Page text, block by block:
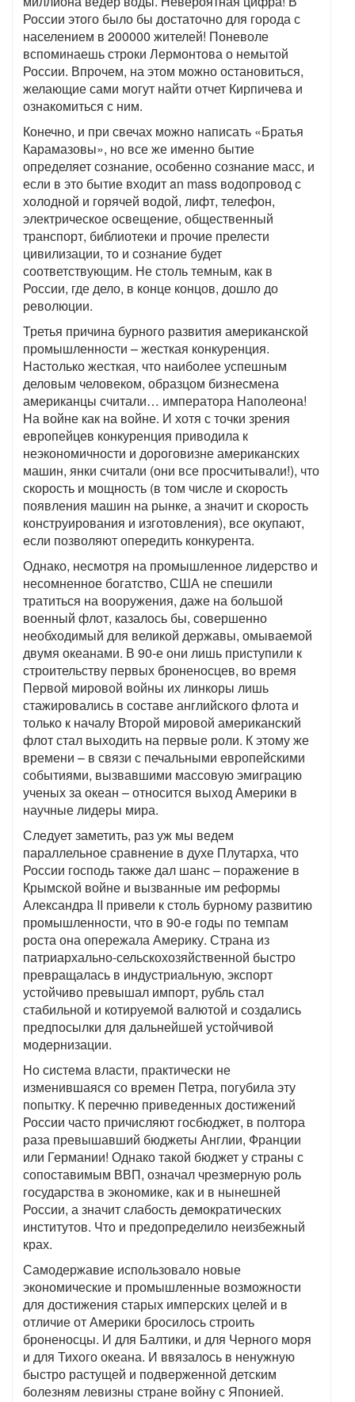
России этого было бы достаточно для города с
населением в 200000 жителей! Поневоле
вспоминаешь строки Лермонтова о немытой
России. Впрочем, на этом можно остановиться,
желающие сами могут найти отчет Кирпичева и
ознакомиться с ним.
Конечно, и при свечах можно написать «Братья
Карамазовы», но все же именно бытие
определяет сознание, особенно сознание масс, и
если в это бытие входит an mass водопровод с
холодной и горячей водой, лифт, телефон,
электрическое освещение, общественный
транспорт, библиотеки и прочие прелести
цивилизации, то и сознание будет
соответствующим. Не столь темным, как в
России, где дело, в конце концов, дошло до
революции.
Третья причина бурного развития американской
промышленности – жесткая конкуренция.
Настолько жесткая, что наиболее успешным
деловым человеком, образцом бизнесмена
американцы считали… императора Наполеона!
На войне как на войне. И хотя с точки зрения
европейцев конкуренция приводила к
неэкономичности и дороговизне американских
машин, янки считали (они все просчитывали!), что
скорость и мощность (в том числе и скорость
появления машин на рынке, а значит и скорость
конструирования и изготовления), все окупают,
если позволяют опередить конкурента.
Однако, несмотря на промышленное лидерство и
несомненное богатство, США не спешили
тратиться на вооружения, даже на большой
военный флот, казалось бы, совершенно
необходимый для великой державы, омываемой
двумя океанами. В 90-е они лишь приступили к
строительству первых броненосцев, во время
Первой мировой войны их линкоры лишь
стажировались в составе английского флота и
только к началу Второй мировой американский
флот стал выходить на первые роли. К этому же
времени – в связи с печальными европейскими
событиями, вызвавшими массовую эмиграцию
ученых за океан – относится выход Америки в
научные лидеры мира.
Следует заметить, раз уж мы ведем
параллельное сравнение в духе Плутарха, что
России господь также дал шанс – поражение в
Крымской войне и вызванные им реформы
Александра II привели к столь бурному развитию
промышленности, что в 90-е годы по темпам
роста она опережала Америку. Страна из
патриархально-сельскохозяйственной быстро
превращалась в индустриальную, экспорт
устойчиво превышал импорт, рубль стал
стабильной и котируемой валютой и создались
предпосылки для дальнейшей устойчивой
модернизации.
Но система власти, практически не
изменившаяся со времен Петра, погубила эту
попытку. К перечню приведенных достижений
России часто причисляют госбюджет, в полтора
раза превышавший бюджеты Англии, Франции
или Германии! Однако такой бюджет у страны с
сопоставимым ВВП, означал чрезмерную роль
государства в экономике, как и в нынешней
России, а значит слабость демократических
институтов. Что и предопределило неизбежный
крах.
Самодержавие использовало новые
экономические и промышленные возможности
для достижения старых имперских целей и в
отличие от Америки бросилось строить
броненосцы. И для Балтики, и для Черного моря
и для Тихого океана. И ввязалось в ненужную
быстро растущей и подверженной детским
болезням левизны стране войну с Японией.